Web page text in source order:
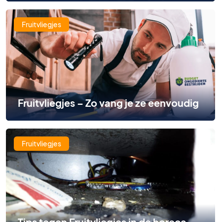
Fruitvliegjes
Fruitvliegjes – Zo vang je ze eenvoudig
Fruitvliegjes